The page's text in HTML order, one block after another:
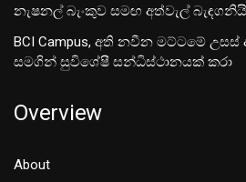
නැෂනල් බැංකුව සමඟ අත්වැල් බැඳගනියි
BCI Campus, අති නවීන මට්ටමේ
සමගින් සුවිශේෂී සන්ධිස්ථානයක් කරා
Overview
About